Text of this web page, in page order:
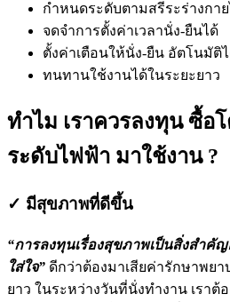
กำหนดระดับตามสรีระร่างกา
จดจำการตั้งค่าเวลานั่ง-ยืนได้
ตั้งค่าเตือนให้นั่ง-ยืน อัตโนมัติ
ทนทานใช้งานได้ในระยะยาว
ทำไม เราควรลงทุน ซื้อ
ระดับไฟฟ้า มาใช้งาน ?
✓ มีสุขภาพที่ดีขึ้น
“การลงทุนเรื่องสุขภาพเป็นสิ่งสำคั
ใส่ใจ” ดีกว่าต้องมาเสียค่ารักษาพย
ยาว ในระหว่างวันที่นั่งทำงาน เราต้